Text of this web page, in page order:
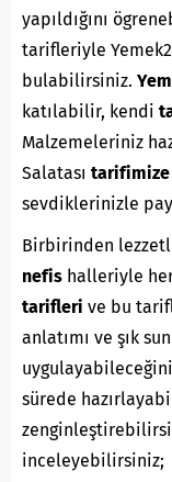
yapıldığını
tarifleriyle
bulabilirsiniz.
katılabilir, kendi
Malzemeleriniz
Salatası tarifimize
sevdiklerinizle
Birbirinden
nefis halleriyle
tarifleri ve bu
anlatımı ve şık
sürede
inceleyebilirsiniz;